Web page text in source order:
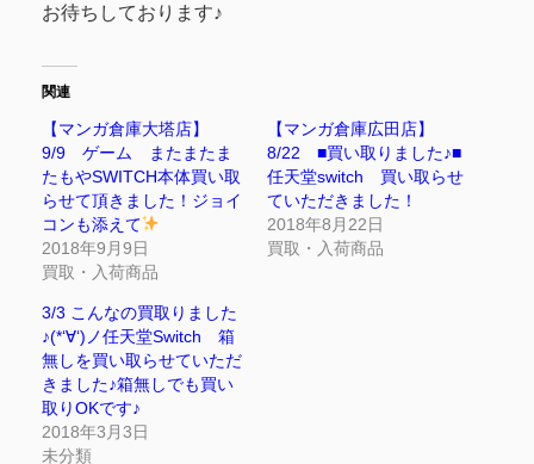
お待ちしております♪
関連
【マンガ倉庫大塔店】
9/9 ゲーム またまたま
たもやSWITCH本体買い取
らせて頂きました！ジョイ
コンも添えて
2018年9月9日
買取・入荷商品
【マンガ倉庫広田店】
8/22 ■買い取りました♪■
任天堂switch 買い取らせ
ていただきました！
2018年8月22日
買取・入荷商品
3/3 こんなの買取りました
♪(*‘∀‘)ノ任天堂Switch 箱
無しを買い取らせていただ
きました♪箱無しでも買い
取りOKです♪
2018年3月3日
未分類